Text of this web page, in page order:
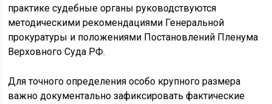
практике судебные органы руководствуются
методическими рекомендациями Генеральной
прокуратуры и положениями Постановлений Пленума
Верховного Суда РФ.
Для точного определения особо крупного размера
важно документально зафиксировать фактические